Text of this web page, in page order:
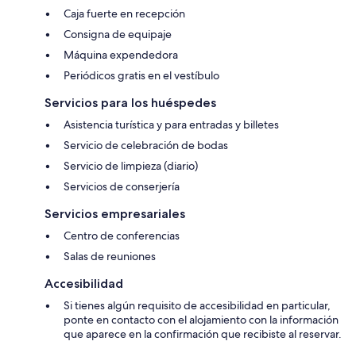
Caja fuerte en recepción
Consigna de equipaje
Máquina expendedora
Periódicos gratis en el vestíbulo
Servicios para los huéspedes
Asistencia turística y para entradas y billetes
Servicio de celebración de bodas
Servicio de limpieza (diario)
Servicios de conserjería
Servicios empresariales
Centro de conferencias
Salas de reuniones
Accesibilidad
Si tienes algún requisito de accesibilidad en particular,
ponte en contacto con el alojamiento con la información
que aparece en la confirmación que recibiste al reservar.